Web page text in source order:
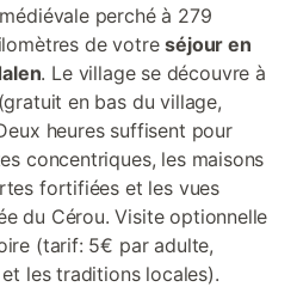
perché à 279
de votreséjour en
. Le village se découvre à
en bas du village,
heures suffisent pour
concentriques, les maisons
fortifiées et les vues
du Cérou. Visite optionnelle
(tarif: 5€ par adulte,
les traditions locales).